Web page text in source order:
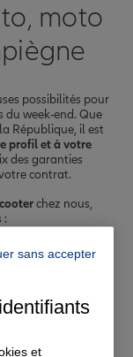
moto
possibilités pour
week-end. Que
République, il est
profil et à votre
des garanties
contrat.
chez nous,
:
complémentaires
sans accepter
et